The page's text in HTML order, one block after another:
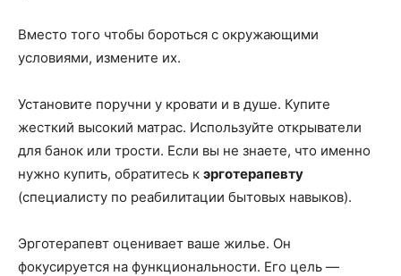
Вместо того чтобы бороться с окружающими
условиями, измените их.
Установите поручни у кровати и в душе. Купите
жесткий высокий матрас. Используйте открыватели
для банок или трости. Если вы не знаете, что именно
нужно купить, обратитесь к эрготерапевту
(специалисту по реабилитации бытовых навыков).
Эрготерапевт оценивает ваше жилье. Он
фокусируется на функциональности. Его цель —